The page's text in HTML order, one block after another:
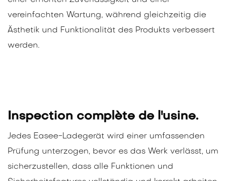
vereinfachten Wartung, während gleichzeitig die
Ästhetik und Funktionalität des Produkts verbessert
werden.
Inspection complète de l'usine.
Jedes Easee-Ladegerät wird einer umfassenden
Prüfung unterzogen, bevor es das Werk verlässt, um
sicherzustellen, dass alle Funktionen und